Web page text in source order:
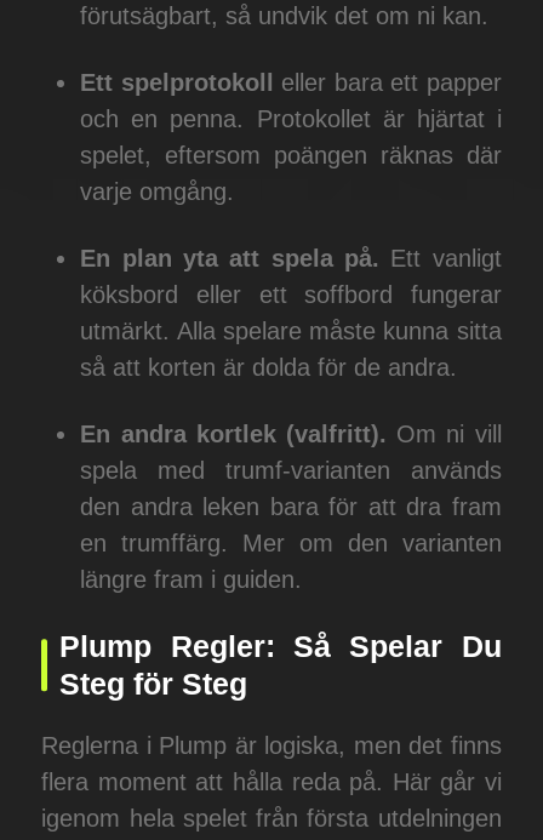
förutsägbart, så undvik det om ni kan.
Ett spelprotokoll
eller bara ett papper
och en penna. Protokollet är hjärtat i
spelet, eftersom poängen räknas där
varje omgång.
En plan yta att spela på. Ett vanligt
köksbord eller ett soffbord fungerar
utmärkt. Alla spelare måste kunna sitta
så att korten är dolda för de andra.
En andra kortlek (valfritt). Om ni vill
spela med trumf-varianten används
den andra leken bara för att dra fram
en trumffärg. Mer om den varianten
längre fram i guiden.
Plump Regler: Så Spelar Du
Steg för Steg
Reglerna i Plump är logiska, men det finns
flera moment att hålla reda på. Här går vi
igenom hela spelet från första utdelningen